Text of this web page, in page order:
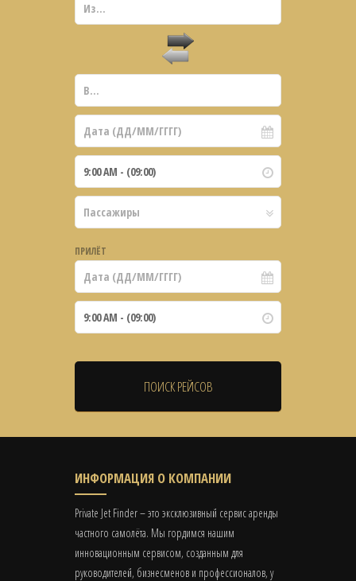
ПРИЛЁТ
ИНФОРМАЦИЯ О КОМПАНИИ
Private Jet Finder – это эксклюзивный сервис аренды
частного самолёта. Мы гордимся нашим
инновационным сервисом, созданным для
руководителей, бизнесменов и профессионалов, у